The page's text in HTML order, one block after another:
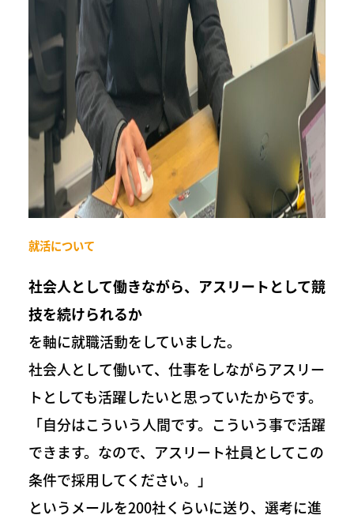
就活について
社会人として働きながら、アスリートとして競
技を続けられるか
を軸に就職活動をしていました。
社会人として働いて、仕事をしながらアスリー
トとしても活躍したいと思っていたからです。
「自分はこういう人間です。こういう事で活躍
できます。なので、アスリート社員としてこの
条件で採用してください。」
というメールを200社くらいに送り、選考に進